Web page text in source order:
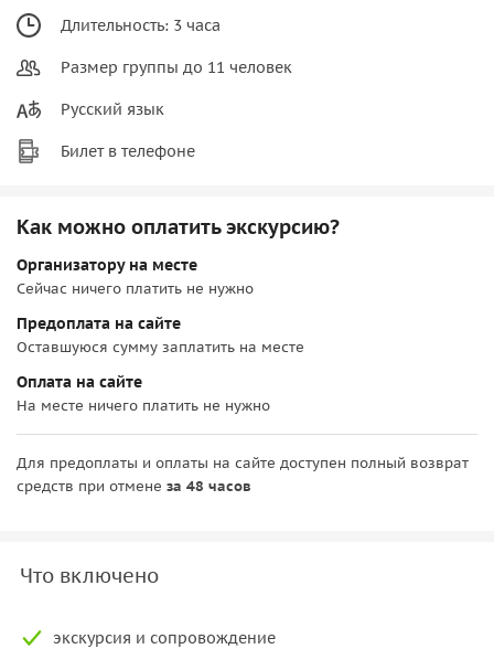
Длительность: 3 часа
Размер группы до 11 человек
Русский язык
Билет в телефоне
Как можно оплатить экскурсию?
Организатору на месте
Сейчас ничего платить не нужно
Предоплата на сайте
Оставшуюся сумму заплатить на месте
Оплата на сайте
На месте ничего платить не нужно
Для предоплаты и оплаты на сайте доступен полный возврат
средств при отмене за 48 часов
Что включено
экскурсия и сопровождение